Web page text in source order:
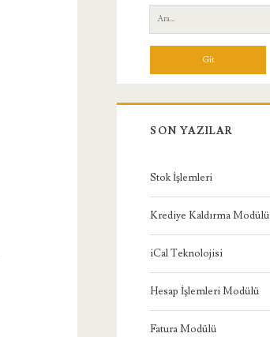
Yan
Menü
Ara:
SON YAZILAR
Stok İşlemleri
Krediye Kaldırma Modülü
iCal Teknolojisi
Hesap İşlemleri Modülü
Fatura Modülü